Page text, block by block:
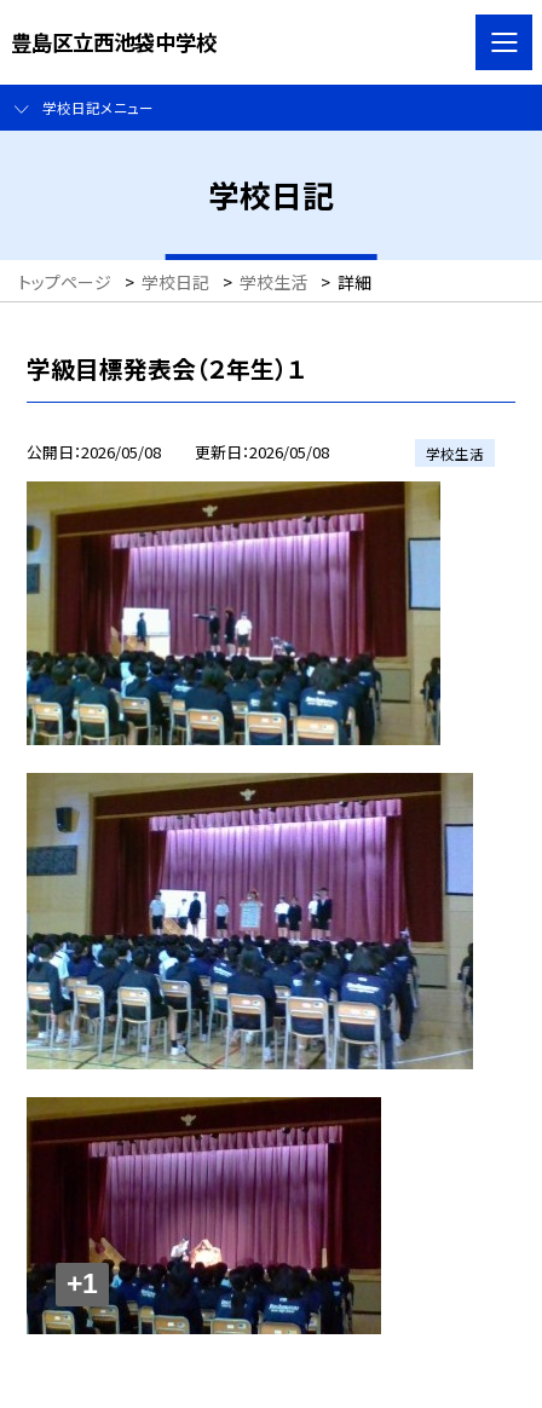
豊島区立西池袋中学校
学校日記メニュー
学校日記
トップページ > 学校日記 > 学校生活 > 詳細
学級目標発表会（２年生）１
公開日 2026/05/08 更新日 2026/05/08 学校生活
+1